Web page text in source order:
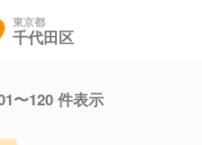
東京都
千代田区
〜120 件表示